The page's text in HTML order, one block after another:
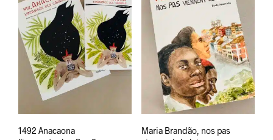
1492 Anacaona
Maria Brandão, nos pas